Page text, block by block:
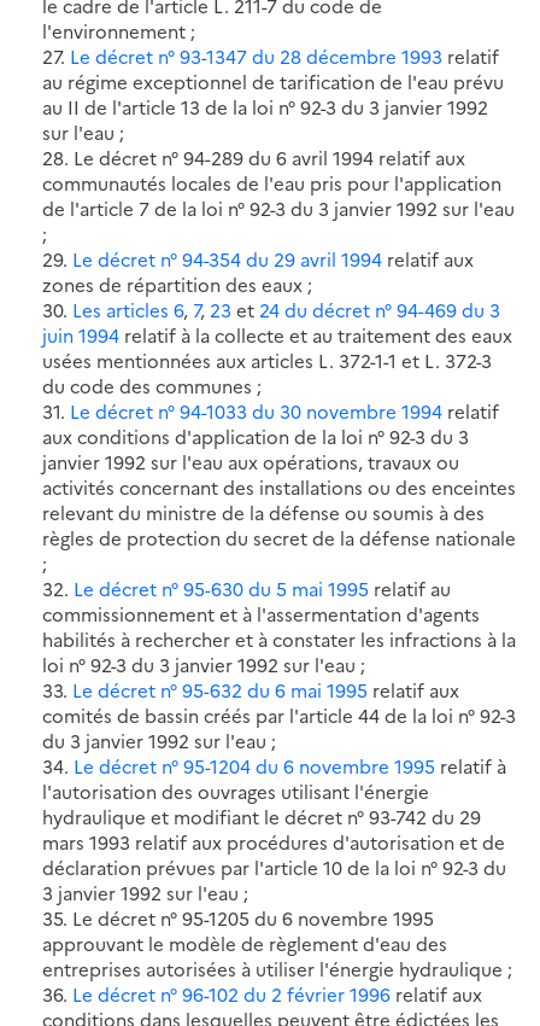
l'environnement ;
27. Le décret n° 93-1347 du 28 décembre 1993 relatif
au régime exceptionnel de tarification de l'eau prévu
au II de l'article 13 de la loi n° 92-3 du 3 janvier 1992
sur l'eau ;
28. Le décret n° 94-289 du 6 avril 1994 relatif aux
communautés locales de l'eau pris pour l'application
de l'article 7 de la loi n° 92-3 du 3 janvier 1992 sur l'eau
;
29. Le décret n° 94-354 du 29 avril 1994 relatif aux
zones de répartition des eaux ;
30. Les articles 6, 7, 23 et 24 du décret n° 94-469 du 3
juin 1994 relatif à la collecte et au traitement des eaux
usées mentionnées aux articles L. 372-1-1 et L. 372-3
du code des communes ;
31. Le décret n° 94-1033 du 30 novembre 1994 relatif
aux conditions d'application de la loi n° 92-3 du 3
janvier 1992 sur l'eau aux opérations, travaux ou
activités concernant des installations ou des enceintes
relevant du ministre de la défense ou soumis à des
règles de protection du secret de la défense nationale
;
32. Le décret n° 95-630 du 5 mai 1995 relatif au
commissionnement et à l'assermentation d'agents
habilités à rechercher et à constater les infractions à la
loi n° 92-3 du 3 janvier 1992 sur l'eau ;
33. Le décret n° 95-632 du 6 mai 1995 relatif aux
comités de bassin créés par l'article 44 de la loi n° 92-3
du 3 janvier 1992 sur l'eau ;
34. Le décret n° 95-1204 du 6 novembre 1995 relatif à
l'autorisation des ouvrages utilisant l'énergie
hydraulique et modifiant le décret n° 93-742 du 29
mars 1993 relatif aux procédures d'autorisation et de
déclaration prévues par l'article 10 de la loi n° 92-3 du
3 janvier 1992 sur l'eau ;
35. Le décret n° 95-1205 du 6 novembre 1995
approuvant le modèle de règlement d'eau des
entreprises autorisées à utiliser l'énergie hydraulique ;
36. Le décret n° 96-102 du 2 février 1996 relatif aux
conditions dans lesquelles peuvent être édictées les